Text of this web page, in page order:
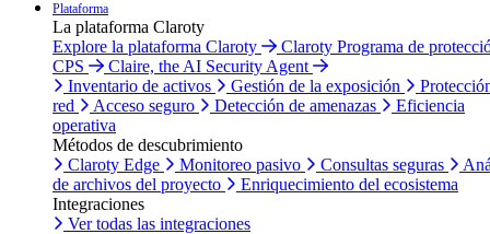
Plataforma
La plataforma Claroty
Explore la plataforma Claroty
Claroty Programa de
CPS
Claire, the AI Security Agent
Inventario de activos
Gestión de la exposición
red
Acceso seguro Detección de amenazas
Eficiencia
operativa
Métodos de descubrimiento
Claroty Edge
Monitoreo pasivo Consultas seguras
de archivos del proyecto
Enriquecimiento del ecosistema
Integraciones
Ver todas las integraciones